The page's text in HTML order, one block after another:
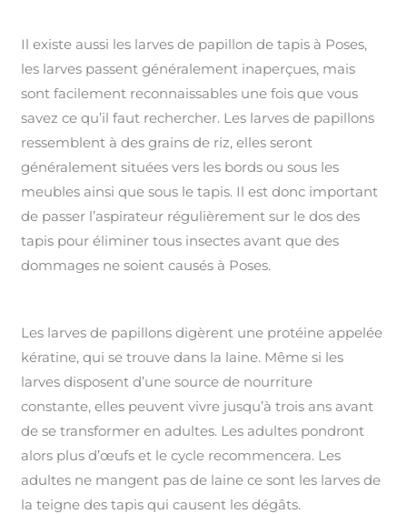
Il existe aussi les larves de papillon de tapis à Poses,
les larves passent généralement inaperçues, mais
sont facilement reconnaissables une fois que vous
savez ce qu’il faut rechercher. Les larves de papillons
ressemblent à des grains de riz, elles seront
généralement situées vers les bords ou sous les
meubles ainsi que sous le tapis. Il est donc important
de passer l’aspirateur régulièrement sur le dos des
tapis pour éliminer tous insectes avant que des
dommages ne soient causés à Poses.
Les larves de papillons digèrent une protéine appelée
kératine, qui se trouve dans la laine. Même si les
larves disposent d’une source de nourriture
constante, elles peuvent vivre jusqu’à trois ans avant
de se transformer en adultes. Les adultes pondront
alors plus d’œufs et le cycle recommencera. Les
adultes ne mangent pas de laine ce sont les larves de
la teigne des tapis qui causent les dégâts.